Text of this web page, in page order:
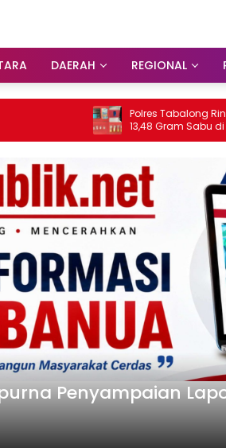
DAERAH REGIONAL
Polres Tabalong Ringkus Pria
13,48 Gram Sabu di Desa Namun
Penyampaian